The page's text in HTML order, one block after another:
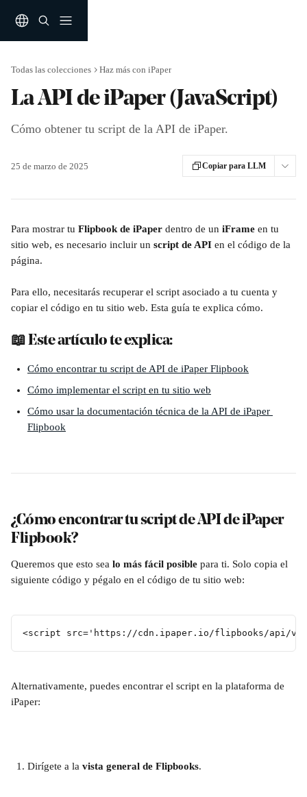
Todas las colecciones Haz más con iPaper
La API de iPaper (JavaScript)
Cómo obtener tu script de la API de iPaper.
25 de marzo de 2025 Copiar para LLM
Para mostrar tu Flipbook de iPaper dentro de un iFrame en tu
sitio web, es necesario incluir un script de API en el código de la
página.
Para ello, necesitarás recuperar el script asociado a tu cuenta y
copiar el código en tu sitio web. Esta guía te explica cómo.
📖 Este artículo te explica:
Cómo encontrar tu script de API de iPaper Flipbook
Cómo implementar el script en tu sitio web
Cómo usar la documentación técnica de la API de iPaper
Flipbook
¿Cómo encontrar tu script de API de iPaper
Flipbook?
Queremos que esto sea lo más fácil posible para ti. Solo copia el
siguiente código y pégalo en el código de tu sitio web:
<script src='https://cdn.ipaper.io/flipbooks/api/
Alternativamente, puedes encontrar el script en la plataforma de
iPaper:
Dirígete a la vista general de Flipbooks.